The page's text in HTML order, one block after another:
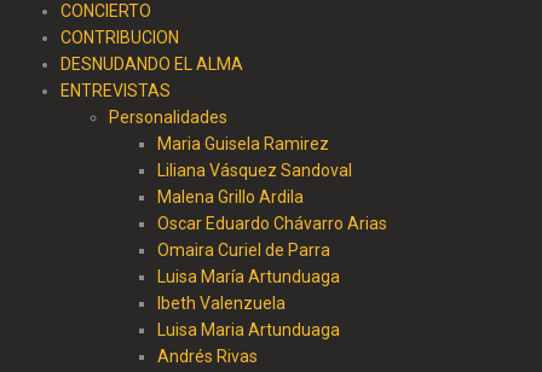
CONCIERTO
CONTRIBUCION
DESNUDANDO EL ALMA
ENTREVISTAS
Personalidades
Maria Guisela Ramirez
Liliana Vásquez Sandoval
Malena Grillo Ardila
Oscar Eduardo Chávarro Arias
Omaira Curiel de Parra
Luisa María Artunduaga
Ibeth Valenzuela
Luisa Maria Artunduaga
Andrés Rivas